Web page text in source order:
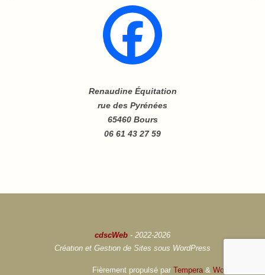
Renaudine Équitation
rue des Pyrénées
65460 Bours
06 61 43 27 59
cdscWeb - 2022-2026
Création et Gestion de Sites sous WordPress
Fièrement propulsé par Tempera& WordPress.